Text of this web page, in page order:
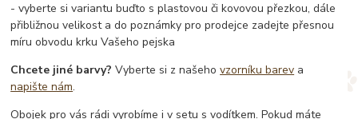
- vyberte si variantu buďto s plastovou či kovovou přezkou, dále
přibližnou velikost a do poznámky pro prodejce zadejte přesnou
míru obvodu krku Vašeho pejska
Chcete jiné barvy? Vyberte si z našehovzorníku barev a
napište nám.
Obojek pro vás rádi vyrobíme i v setu s vodítkem. Pokud máte